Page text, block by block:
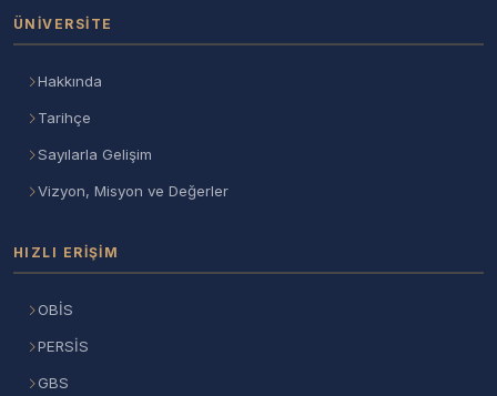
ÜNIVERSITE
Hakkında
Tarihçe
Sayılarla Gelişim
Vizyon, Misyon ve Değerler
HIZLI ERIŞIM
OBİS
PERSİS
GBS